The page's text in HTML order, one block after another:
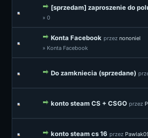
[sprzedam] zaproszenie do
» 0
Konta Facebook przez nononiel
» Konta Facebook
Do zamkniecia (sprzedane)
konto steam CS + CSGO przez
konto steam cs 16 przez